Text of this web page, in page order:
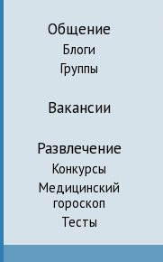
Общение
Блоги
Группы
Вакансии
Развлечение
Конкурсы
Медицинский
гороскоп
Тесты